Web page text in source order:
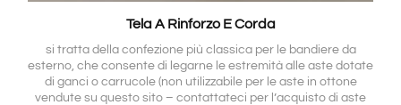
Tela A Rinforzo E Corda
si tratta della confezione più classica per le bandiere da
esterno, che consente di legarne le estremità alle aste dotate
di ganci o carrucole (non utilizzabile per le aste in ottone
vendute su questo sito – contattateci per l’acquisto di aste